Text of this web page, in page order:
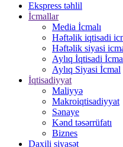
Ekspress təhlil
İcmallar
Media İcmalı
Həftəlik iqtisadi
Həftəlik siyasi
Aylıq İqtisadi
Aylıq Siyasi İcmal
İqtisadiyyat
Maliyyə
Makroiqtisadiyyat
Sənaye
Kənd təsərrüfatı
Biznes
Daxili siyasət